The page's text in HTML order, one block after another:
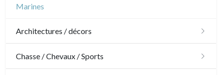
Oiseaux
Marines
Architectures / décors
Architecture
Chasse / Chevaux / Sports